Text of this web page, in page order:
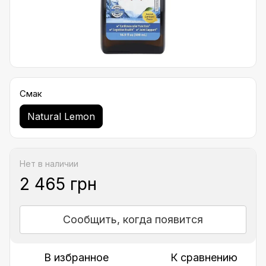
Смак
Natural Lemon
Нет в наличии
2 465 грн
Сообщить, когда появится
В избранное К сравнению